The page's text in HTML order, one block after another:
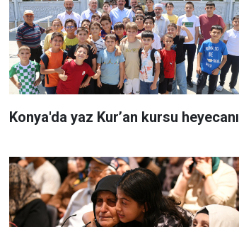
Konya'da yaz Kur’an kursu heyecanı